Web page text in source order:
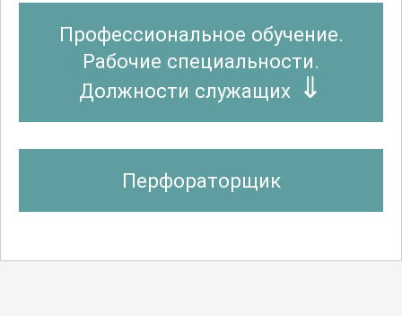
Профессиональное обучение.
Рабочие специальности.
Должности служащих
Перфораторщик